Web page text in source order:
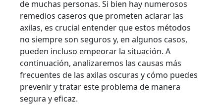
de muchas personas. Si bien hay numerosos
remedios caseros que prometen aclarar las
axilas, es crucial entender que estos métodos
no siempre son seguros y, en algunos casos,
pueden incluso empeorar la situación. A
continuación, analizaremos las causas más
frecuentes de las axilas oscuras y cómo puedes
prevenir y tratar este problema de manera
segura y eficaz.